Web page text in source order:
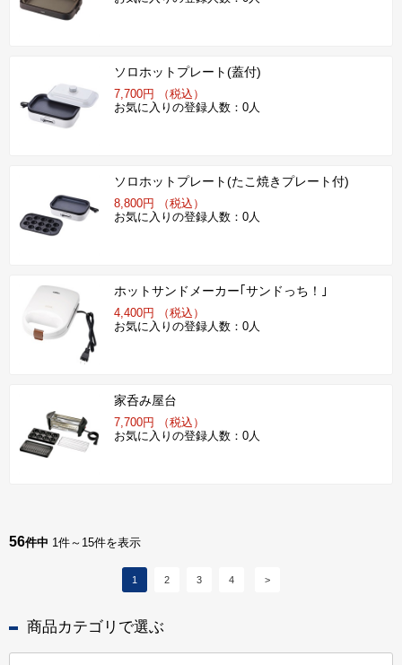
ソロホットプレート(蓋付)
7,700円 （税込）
お気に入りの登録人数：0人
ソロホットプレート(たこ焼きプレート付)
8,800円 （税込）
お気に入りの登録人数：0人
ホットサンドメーカー｢サンドっち！｣
4,400円 （税込）
お気に入りの登録人数：0人
家呑み屋台
7,700円 （税込）
お気に入りの登録人数：0人
56件中 1件～15件を表示
1 2 3 4 >
商品カテゴリで選ぶ